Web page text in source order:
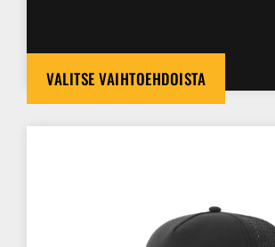
VALITSE VAIHTOEHDOISTA